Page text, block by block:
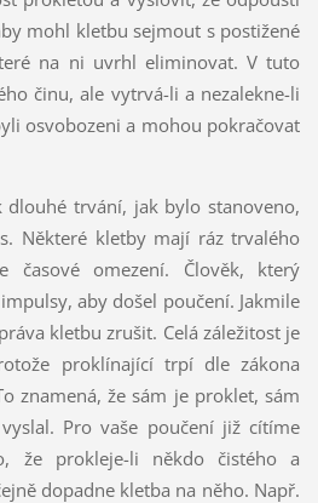
mohl kletbu sejmout s postižené
na ni uvrhl eliminovat. V tuto
činu, ale vytrvá-li a nezalekne-li
osvobozeni a mohou pokračovat
trvání, jak bylo stanoveno,
Některé kletby mají ráz trvalého
časové omezení. Člověk, který
aby došel poučení. Jakmile
kletbu zrušit. Celá záležitost je
proklínající trpí dle zákona
znamená, že sám je proklet, sám
Pro vaše poučení již cítíme
že prokleje-li někdo čistého a
dopadne kletba na něho. Např.